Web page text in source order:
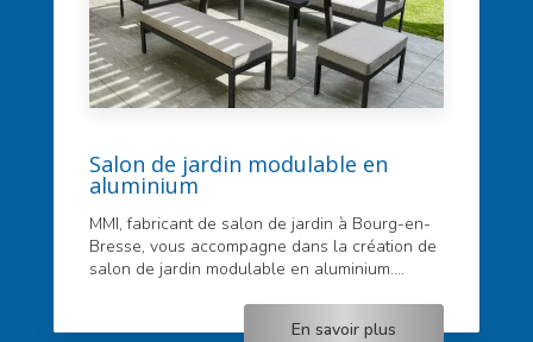
Salon de jardin modulable en
aluminium
MMI, fabricant de salon de jardin à Bourg-en-
Bresse, vous accompagne dans la création de
salon de jardin modulable en aluminium....
En savoir plus